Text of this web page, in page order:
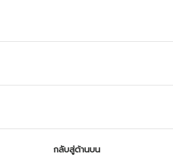
กลับสู่ด้านบน